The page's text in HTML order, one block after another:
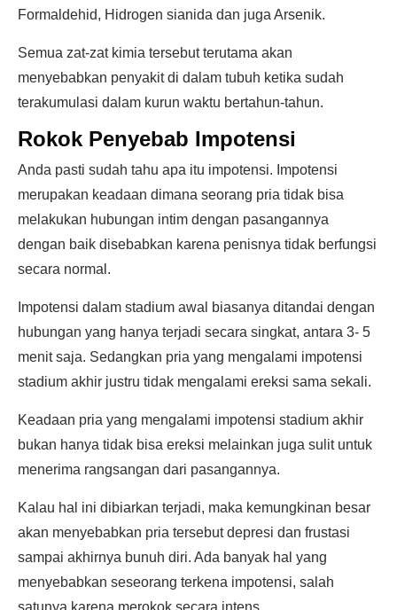
Formaldehid, Hidrogen sianida dan juga Arsenik.
Semua zat-zat kimia tersebut terutama akan
menyebabkan penyakit di dalam tubuh ketika sudah
terakumulasi dalam kurun waktu bertahun-tahun.
Rokok Penyebab Impotensi
Anda pasti sudah tahu apa itu impotensi. Impotensi
merupakan keadaan dimana seorang pria tidak bisa
melakukan hubungan intim dengan pasangannya
dengan baik disebabkan karena penisnya tidak berfungsi
secara normal.
Impotensi dalam stadium awal biasanya ditandai dengan
hubungan yang hanya terjadi secara singkat, antara 3- 5
menit saja. Sedangkan pria yang mengalami impotensi
stadium akhir justru tidak mengalami ereksi sama sekali.
Keadaan pria yang mengalami impotensi stadium akhir
bukan hanya tidak bisa ereksi melainkan juga sulit untuk
menerima rangsangan dari pasangannya.
Kalau hal ini dibiarkan terjadi, maka kemungkinan besar
akan menyebabkan pria tersebut depresi dan frustasi
sampai akhirnya bunuh diri. Ada banyak hal yang
menyebabkan seseorang terkena impotensi, salah
satunya karena merokok secara intens.